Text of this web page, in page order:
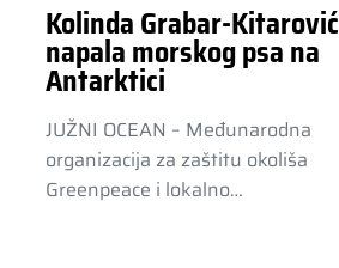
Kolinda Grabar-Kitarović
napala morskog psa na
Antarktici
JUŽNI OCEAN – Međunarodna
organizacija za zaštitu okoliša
Greenpeace i lokalno…